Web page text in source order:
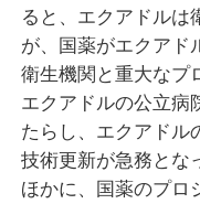
ると、エクアドルは
が、国薬がエクアド
衛生機関と重大なプ
エクアドルの公立病
たらし、エクアドル
技術更新が急務とな
ほかに、国薬のプロ